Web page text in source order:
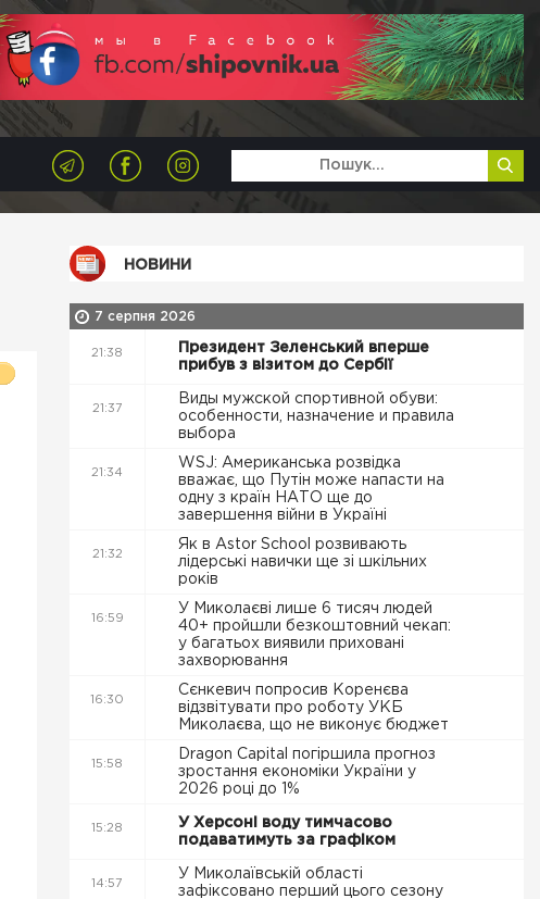
НОВИНИ
7 серпня 2026
21:38
Президент Зеленський вперше
прибув з візитом до Сербії
21:37
Виды мужской спортивной обуви:
особенности, назначение и правила
выбора
21:34
WSJ: Американська розвідка
вважає, що Путін може напасти на
одну з країн НАТО ще до
завершення війни в Україні
21:32
Як в Astor School розвивають
лідерські навички ще зі шкільних
років
16:59
У Миколаєві лише 6 тисяч людей
40+ пройшли безкоштовний чекап:
у багатьох виявили приховані
захворювання
16:30
Сєнкевич попросив Коренєва
відзвітувати про роботу УКБ
Миколаєва, що не виконує бюджет
15:58
Dragon Capital погіршила прогноз
зростання економіки України у
2026 році до 1%
15:28
У Херсоні воду тимчасово
подаватимуть за графіком
14:57
У Миколаївській області
зафіксовано перший цього сезону